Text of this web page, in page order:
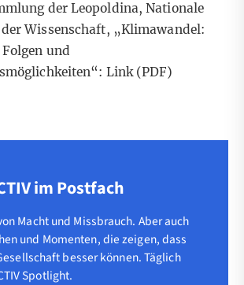
der Leopoldina, Nationale
Wissenschaft, „Klimawandel:
und
Link (PDF)
im Postfach
Macht und Missbrauch. Aber auch
und Momenten, die zeigen, dass
besser können. Täglich
Spotlight.